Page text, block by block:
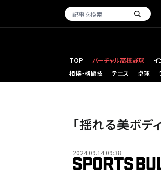
TOP バーチャル高校野球 イ
相撲・格闘技
テニス 卓球
「揺れる美ボ
2024.09.14 09:38